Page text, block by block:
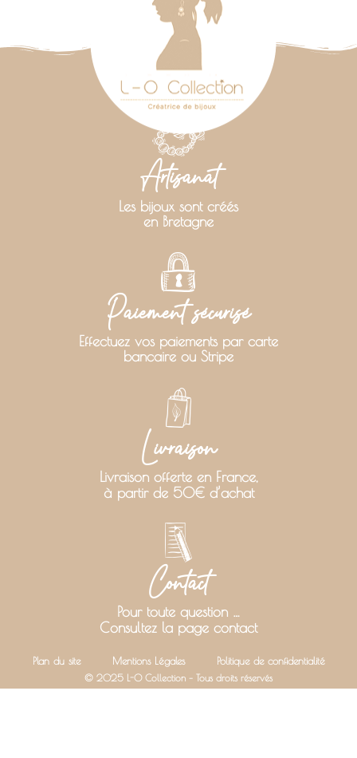
Artisanat
Les bijoux sont créés
en Bretagne
Paiement sécurisé
Effectuez vos paiements par carte
bancaire ou Stripe
Livraison
Livraison offerte en France,
à partir de 50€ d’achat
Contact
Pour toute question …
Consultez la page contact
Plan du site Mentions Légales Politique de confidentialité
© 2025 L-O Collection – Tous droits réservés